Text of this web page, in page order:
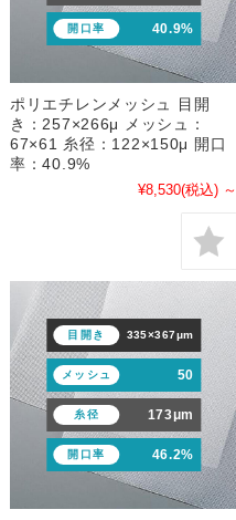
開口率 40.9%
ポリエチレンメッシュ 目開
き：257×266μ メッシュ：
67×61 糸径：122×150μ 開口
率：40.9%
¥8,530(税込) ～
目開き 335×367μm
メッシュ 50
糸径 173μm
開口率 46.2%